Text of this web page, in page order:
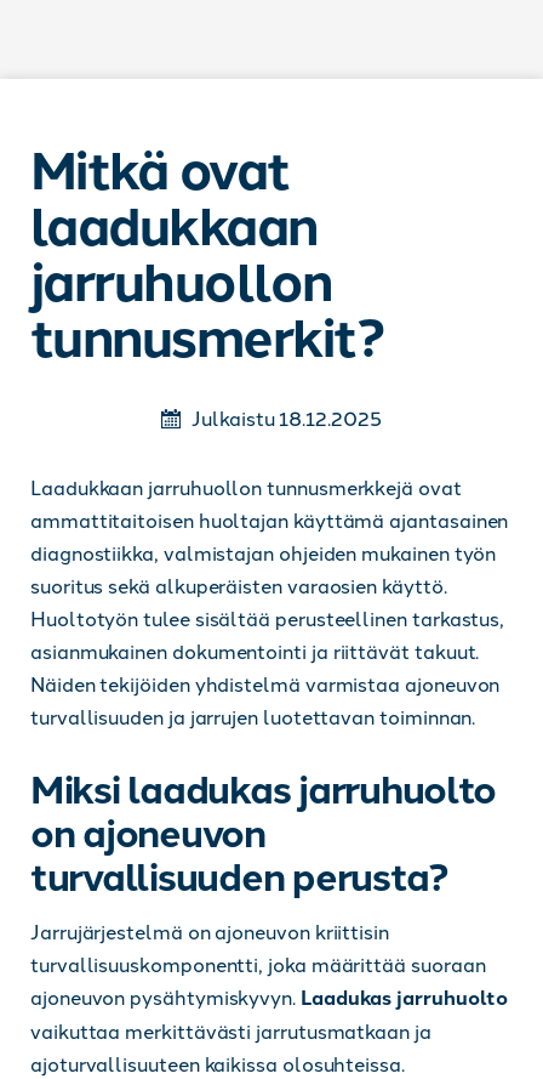
Mitkä ovat
laadukkaan
jarruhuollon
tunnusmerkit?
Julkaistu 18.12.2025
Laadukkaan jarruhuollon tunnusmerkkejä ovat
ammattitaitoisen huoltajan käyttämä ajantasainen
diagnostiikka, valmistajan ohjeiden mukainen työn
suoritus sekä alkuperäisten varaosien käyttö.
Huoltotyön tulee sisältää perusteellinen tarkastus,
asianmukainen dokumentointi ja riittävät takuut.
Näiden tekijöiden yhdistelmä varmistaa ajoneuvon
turvallisuuden ja jarrujen luotettavan toiminnan.
Miksi laadukas jarruhuolto
on ajoneuvon
turvallisuuden perusta?
Jarrujärjestelmä on ajoneuvon kriittisin
turvallisuuskomponentti, joka määrittää suoraan
ajoneuvon pysähtymiskyvyn. Laadukas jarruhuolto
vaikuttaa merkittävästi jarrutusmatkaan ja
ajoturvallisuuteen kaikissa olosuhteissa.